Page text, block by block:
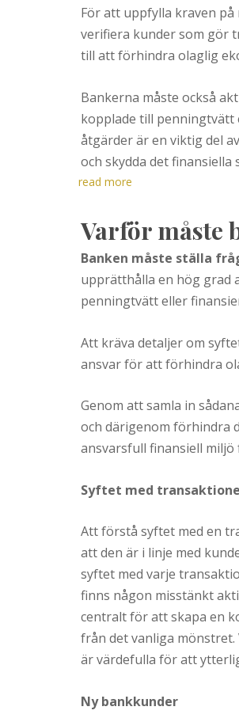
För att uppfylla kraven
verifiera kunder som gör
till att förhindra olaglig
Bankerna måste också
kopplade till penningtvätt
åtgärder är en viktig del
och skydda det
read more
Varför måste
Banken måste ställa
upprätthålla en hög grad
penningtvätt eller
Att kräva detaljer om
ansvar för att förhindra
Genom att samla in
och därigenom förhindra
ansvarsfull finansiell miljö
Syftet med
Att förstå syftet med en
att den är i linje med
syftet med varje
finns någon misstänkt
centralt för att skapa en
från det vanliga
är värdefulla för att
Ny bankkunder